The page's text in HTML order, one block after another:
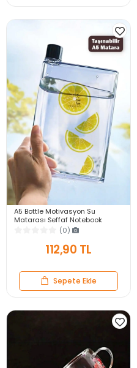
A5 Bottle Motivasyon Su
Matarası Şeffaf Notebook
Taşınabilir Sporcu Suluk Su
(0)
112,90 TL
Sepete Ekle